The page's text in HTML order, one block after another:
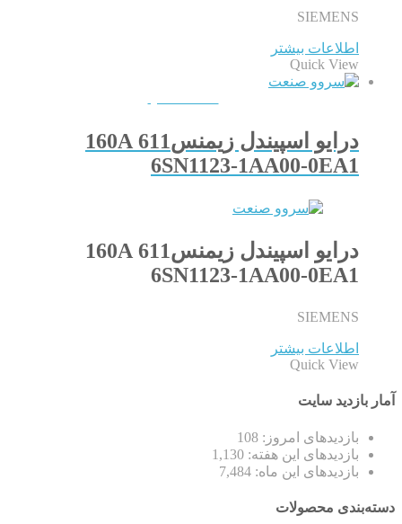
SIEMENS
اطلاعات بیشتر
Quick View
درایو اسپیندل زیمنس611 160A
6SN1123-1AA00-0EA1
درایو اسپیندل زیمنس611 160A
6SN1123-1AA00-0EA1
SIEMENS
اطلاعات بیشتر
Quick View
آمار بازدید سایت
بازدیدهای امروز: 108
بازدیدهای این هفته: 1,130
بازدیدهای این ماه: 7,484
دسته‌بندی محصولات